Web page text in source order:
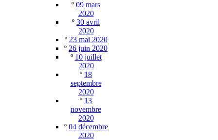
º 09 mars
2020
º 30 avril
2020
º 23 mai 2020
º 26 juin 2020
º 10 juillet
2020
º 18
septembre
2020
º 13
novembre
2020
º 04 décembre
2020